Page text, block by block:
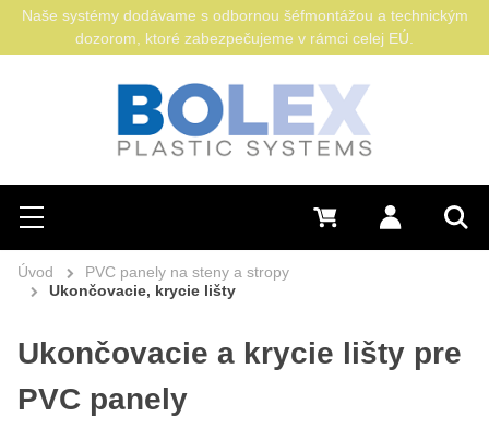
Hľadať
Menu Prihlásiť sa
0 €
Naše systémy dodávame s odbornou šéfmontážou a technickým
dozorom, ktoré zabezpečujeme v rámci celej EÚ.
Úvod
PVC panely na steny a stropy
Ukončovacie, krycie lišty
Ukončovacie a krycie lišty pre
PVC panely